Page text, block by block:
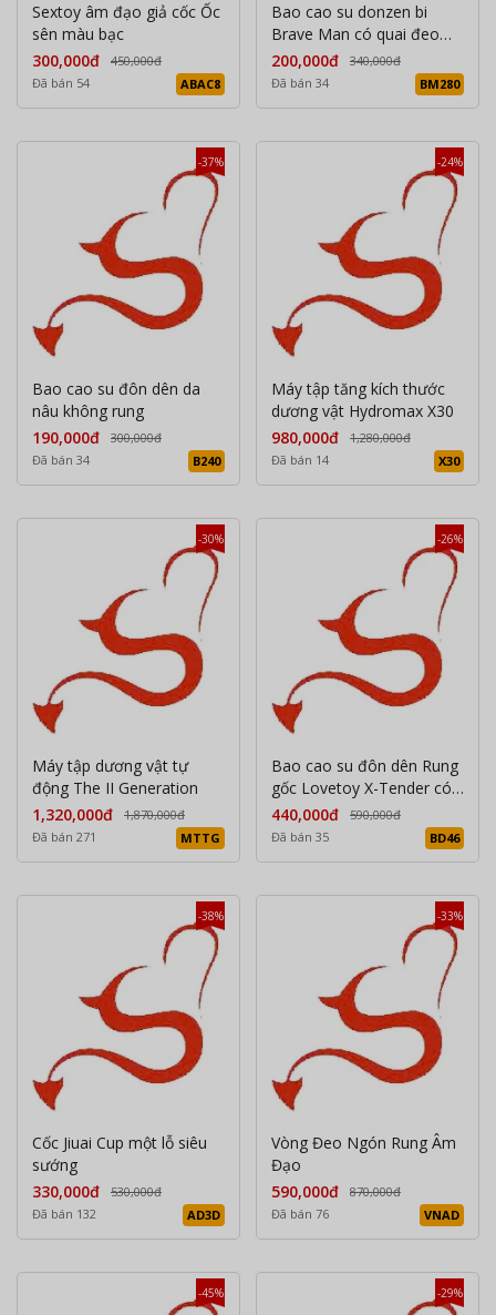
Sextoy âm đạo giả cốc Ốc
sên màu bạc
300,000đ
450,000đ
Đã bán 54
ABAC8
Bao cao su donzen bi
Brave Man có quai đeo
màu nâu và màu da
200,000đ
340,000đ
Đã bán 34
BM280
-37%
Bao cao su đôn dên da
nâu không rung
190,000đ
300,000đ
Đã bán 34
B240
-24%
Máy tập tăng kích thước
dương vật Hydromax X30
980,000đ
1,280,000đ
Đã bán 14
X30
-30%
Máy tập dương vật tự
động The II Generation
1,320,000đ
1,870,000đ
Đã bán 271
MTTG
-26%
Bao cao su đôn dên Rung
gốc Lovetoy X-Tender có
quai đeo
440,000đ
590,000đ
Đã bán 35
BD46
-38%
Cốc Jiuai Cup một lỗ siêu
sướng
330,000đ
530,000đ
Đã bán 132
AD3D
-33%
Vòng Đeo Ngón Rung Âm
Đạo
590,000đ
870,000đ
Đã bán 76
VNAD
-45% -29%